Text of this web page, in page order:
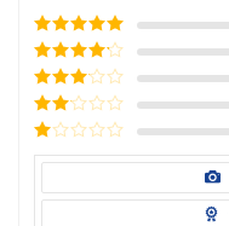
Được xếp
hạng
5
5
sao
Được xếp
hạng
4
5
sao
Được
xếp
hạng3
5 sao
Được
hạng
sao
Được
hạng